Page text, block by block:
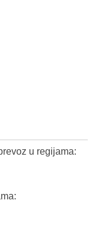
u regijama: